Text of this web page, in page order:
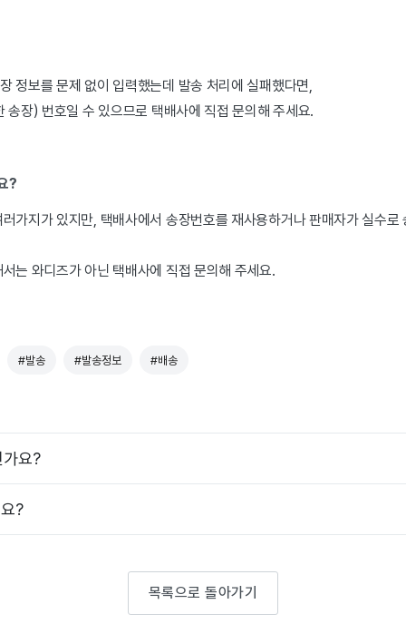
정보를 문제 없이 입력했는데 발송 처리에 실패했다면,
송장) 번호일 수 있으므로 택배사에 직접 문의해 주세요.
?
가지가 있지만, 택배사에서 송장번호를 재사용하거나 판매자가 실수로
는 와디즈가 아닌 택배사에 직접 문의해 주세요.
#발송 #발송정보 #배송
요?
?
목록으로 돌아가기